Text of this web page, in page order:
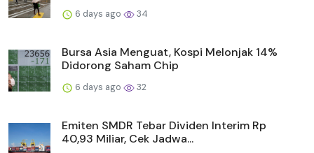
6 days ago 34
Bursa Asia Menguat, Kospi Melonjak 14%
Didorong Saham Chip
6 days ago 32
Emiten SMDR Tebar Dividen Interim Rp
40,93 Miliar, Cek Jadwa...